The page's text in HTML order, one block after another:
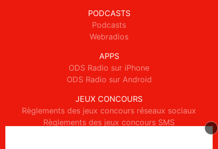
PODCASTS
Podcasts
Webradios
APPS
ODS Radio sur iPhone
ODS Radio sur Android
JEUX CONCOURS
Règlements des jeux concours réseaux sociaux
Règlements des jeux concours SMS